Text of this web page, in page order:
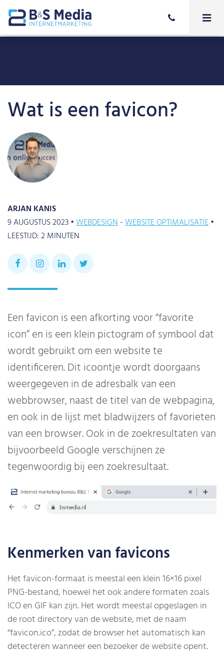
Wat is een favicon?
ARJAN KANIS
9 AUGUSTUS 2023 •WEBDESIGN WEBSITE OPTIMALISATIE•
LEESTIJD:2MINUTEN
Een favicon is een afkorting voor “favorite
icon” en is een klein pictogram of symbool dat
wordt gebruikt om een website te
identificeren. Dit icoontje wordt doorgaans
weergegeven in de adresbalk van een
webbrowser, naast de titel van de webpagina,
en ook in de lijst met bladwijzers of favorieten
van een browser. Ook in de zoekresultaten van
bijvoorbeeld Google verschijnen ze
tegenwoordig bij een zoekresultaat.
Kenmerken van favicons
Het favicon-formaat is meestal een klein 16×16 pixel
PNG-bestand, hoewel het ook andere formaten zoals
ICO en GIF kan zijn. Het wordt meestal opgeslagen in
de root directory van de website, met de naam
“favicon.ico”, zodat de browser het automatisch kan
detecteren wanneer een bezoeker de website opent.